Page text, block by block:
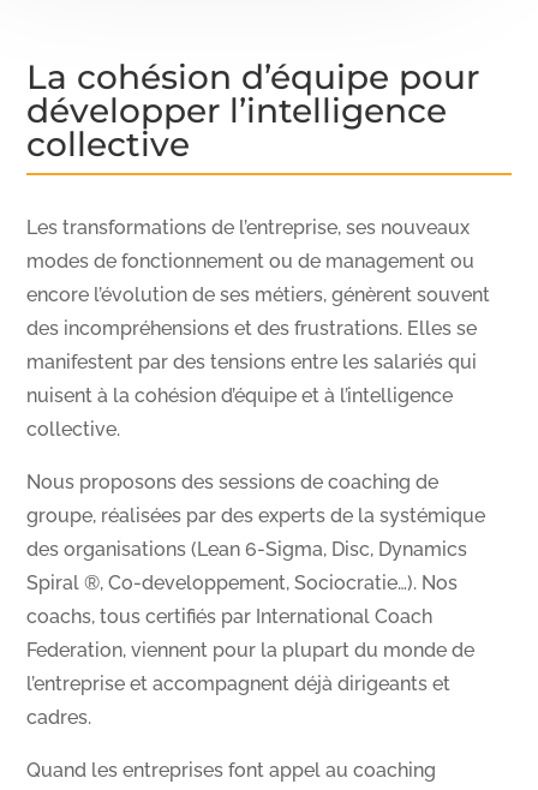
La cohésion d’équipe pour
développer l’intelligence
collective
Les transformations de l’entreprise, ses nouveaux
modes de fonctionnement ou de management ou
encore l’évolution de ses métiers, génèrent souvent
des incompréhensions et des frustrations. Elles se
manifestent par des tensions entre les salariés qui
nuisent à la cohésion d’équipe et à l’intelligence
collective.
Nous proposons des sessions de coaching de
groupe, réalisées par des experts de la systémique
des organisations (Lean 6-Sigma, Disc, Dynamics
Spiral ®, Co-developpement, Sociocratie…). Nos
coachs, tous certifiés par International Coach
Federation, viennent pour la plupart du monde de
l’entreprise et accompagnent déjà dirigeants et
cadres.
Quand les entreprises font appel au coaching